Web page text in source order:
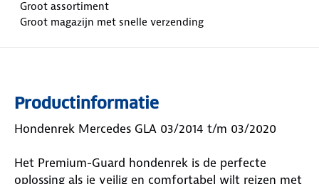
Groot assortiment
Groot magazijn met snelle verzending
Productinformatie
Hondenrek Mercedes GLA 03/2014 t/m 03/2020
Het Premium-Guard hondenrek is de perfecte
oplossing als je veilig en comfortabel wilt reizen met